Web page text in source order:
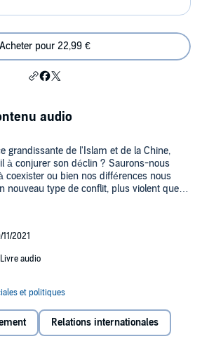
Acheter pour 22,99 €
audio
grandissante de l'Islam et de la Chine,
à conjurer son déclin ? Saurons-nous
coexister ou bien nos différences nous
nouveau type de conflit, plus violent que
depuis un siècle ? Pour Samuel
regroupent désormais en fonction de
ethniques, intellectuelles. Au conflit
de naguère succède le choc des
menaces qui s'annoncent...
professeur à l'université de Harvard où il
for Strategic Studies. Il a été expert
américain de sécurité sous
Odile JacobRelations internationales